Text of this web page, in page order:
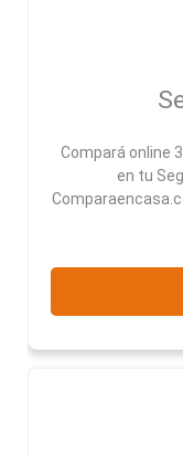
Compará online
en tu